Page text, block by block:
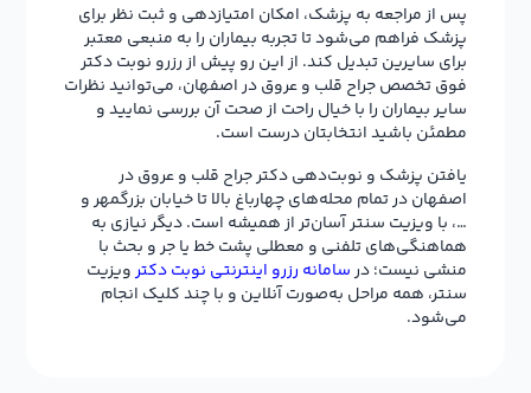
پس از مراجعه به پزشک، امکان امتیازدهی و ثبت نظر برای
پزشک فراهم می‌شود تا تجربه بیماران را به منبعی معتبر
برای سایرین تبدیل کند. از این رو پیش از رزرو نوبت دکتر
فوق تخصص جراح قلب و عروق در اصفهان، می‌توانید نظرات
سایر بیماران را با خیال راحت از صحت آن بررسی نمایید و
مطمئن باشید انتخابتان درست است.
یافتن پزشک و نوبت‌دهی دکتر جراح قلب و عروق در
اصفهان در تمام محله‌های چهارباغ بالا تا خیابان بزرگمهر و
…، با ویزیت سنتر آسان‌تر از همیشه است. دیگر نیازی به
هماهنگی‌های تلفنی و معطلی پشت خط یا جر و بحث با
منشی نیست؛ درسامانه رزرو اینترنتی نوبت دکترویزیت
سنتر، همه مراحل به‌صورت آنلاین و با چند کلیک انجام
می‌شود.